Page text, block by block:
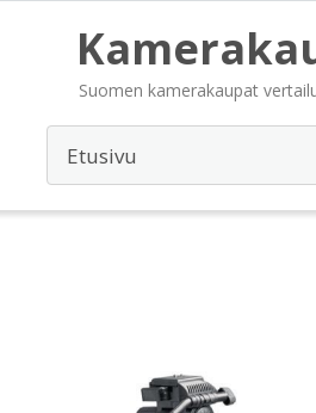
Suomen kamerakaupat